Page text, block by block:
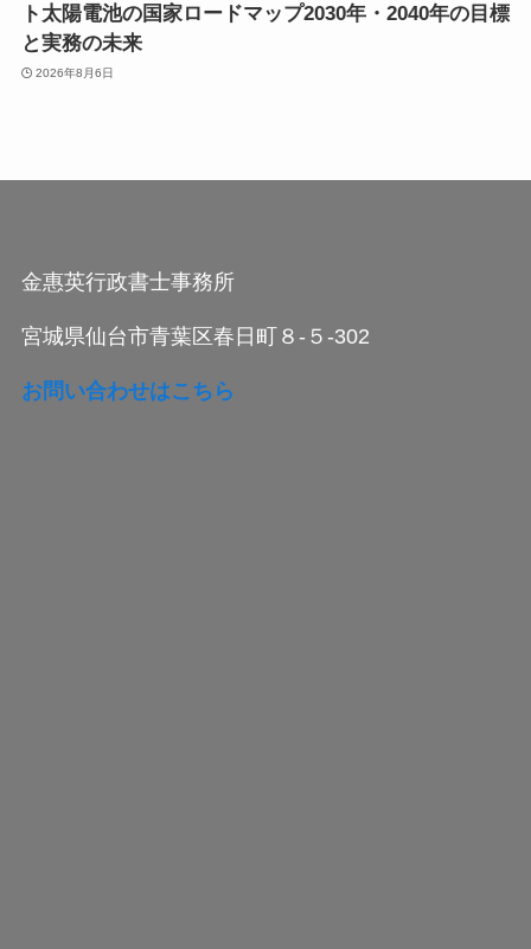
ト太陽電池の国家ロードマップ2030年・2040年の目標
と実務の未来
2026年8月6日
金惠英行政書士事務所
宮城県仙台市青葉区春日町８-５-302
お問い合わせはこちら